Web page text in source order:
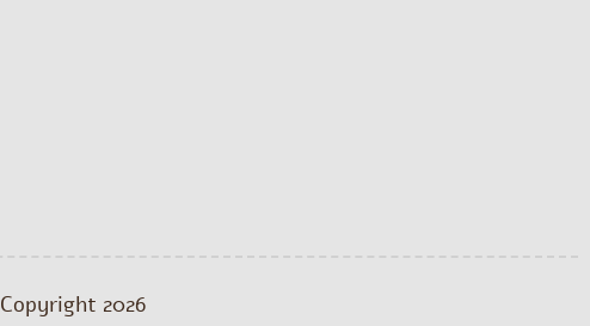
Copyright 2026 © אתר https://lawpubshop.co.il/